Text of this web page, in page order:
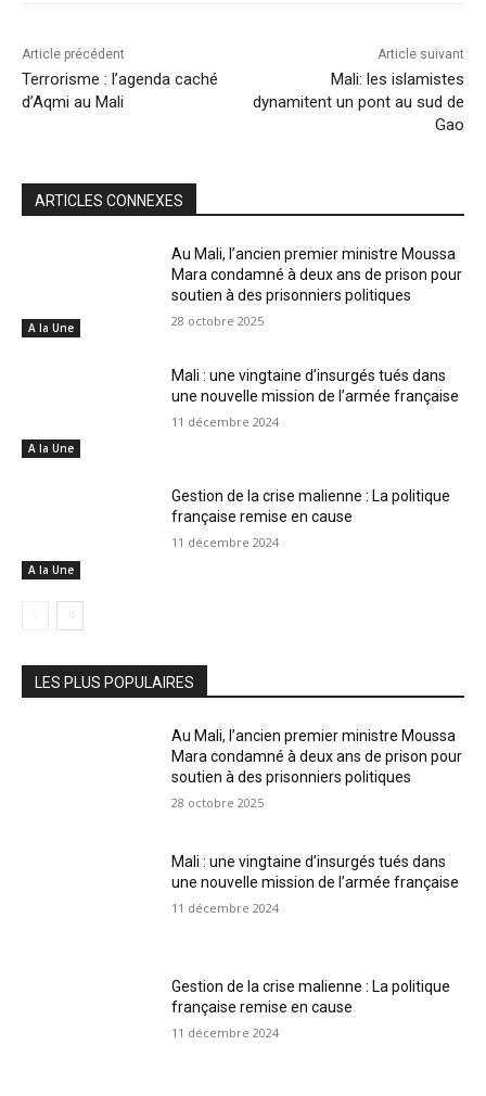
Article précédent
Terrorisme : l’agenda caché
d’Aqmi au Mali
Article suivant
Mali: les islamistes
dynamitent un pont au sud de
Gao
ARTICLES CONNEXES
A la Une
Au Mali, l’ancien premier ministre Moussa
Mara condamné à deux ans de prison pour
soutien à des prisonniers politiques
28 octobre 2025
A la Une
Mali : une vingtaine d’insurgés tués dans
une nouvelle mission de l’armée française
11 décembre 2024
A la Une
Gestion de la crise malienne : La politique
française remise en cause
11 décembre 2024
LES PLUS POPULAIRES
Au Mali, l’ancien premier ministre Moussa
Mara condamné à deux ans de prison pour
soutien à des prisonniers politiques
28 octobre 2025
Mali : une vingtaine d’insurgés tués dans
une nouvelle mission de l’armée française
11 décembre 2024
Gestion de la crise malienne : La politique
française remise en cause
11 décembre 2024